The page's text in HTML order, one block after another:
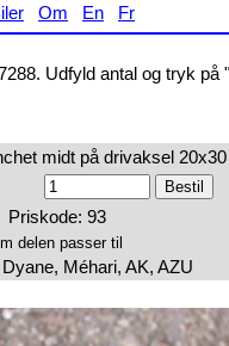
Om En Fr
Udfyld antal og tryk på
midt på drivaksel 20x30
Priskode: 93
delen passer til
Méhari, AK, AZU